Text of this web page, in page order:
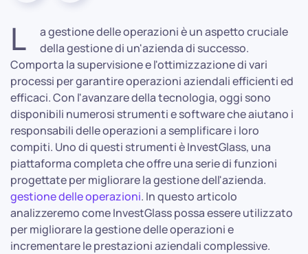
L
a gestione delle operazioni è un aspetto cruciale
della gestione di un'azienda di successo.
Comporta la supervisione e l'ottimizzazione di vari
processi per garantire operazioni aziendali efficienti ed
efficaci. Con l'avanzare della tecnologia, oggi sono
disponibili numerosi strumenti e software che aiutano i
responsabili delle operazioni a semplificare i loro
compiti. Uno di questi strumenti è InvestGlass, una
piattaforma completa che offre una serie di funzioni
progettate per migliorare la gestione dell'azienda.
gestione delle operazioni. In questo articolo
analizzeremo come InvestGlass possa essere utilizzato
per migliorare la gestione delle operazioni e
incrementare le prestazioni aziendali complessive.